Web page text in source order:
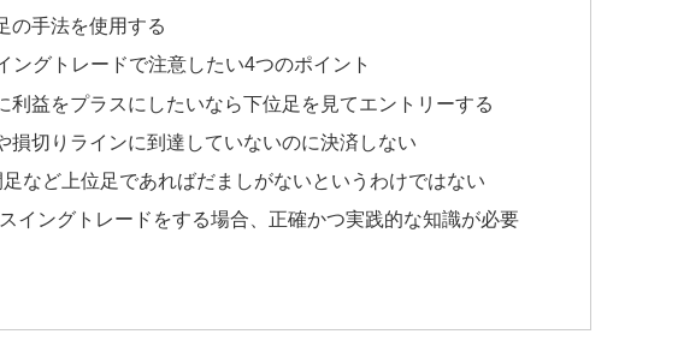
の手法を使用する
ングトレードで注意したい4つのポイント
利益をプラスにしたいなら下位足を見てエントリーする
損切りラインに到達していないのに決済しない
など上位足であればだましがないというわけではない
イングトレードをする場合、正確かつ実践的な知識が必要